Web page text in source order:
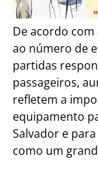
De acordo
ao número de
partidas
passageiros,
refletem a
equipamento
Salvador e
como um